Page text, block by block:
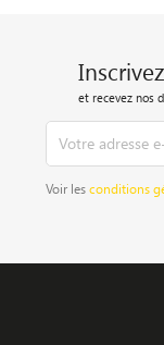
et recevez nos
Voir lesconditions